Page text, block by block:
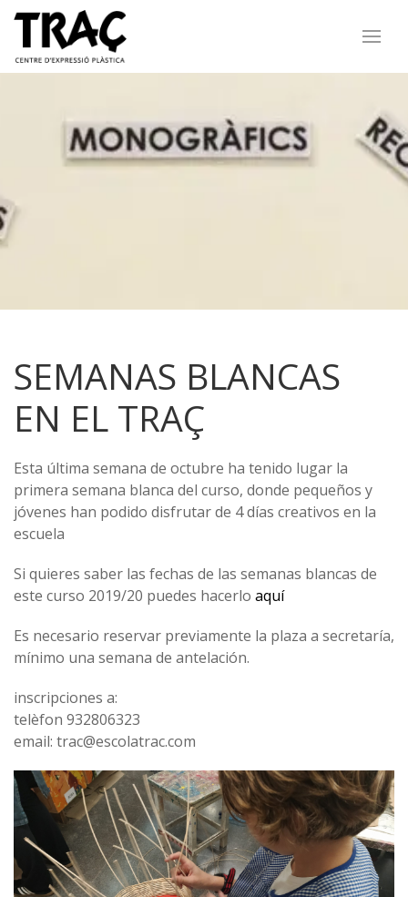
SEMANAS BLANCAS
EN EL TRAÇ
Esta última semana de octubre ha tenido lugar la
primera semana blanca del curso, donde pequeños y
jóvenes han podido disfrutar de 4 días creativos en la
escuela
Si quieres saber las fechas de las semanas blancas de
este curso 2019/20 puedes hacerlo aquí
Es necesario reservar previamente la plaza a secretaría,
mínimo una semana de antelación.
inscripciones a:
telèfon 932806323
email: trac@escolatrac.com